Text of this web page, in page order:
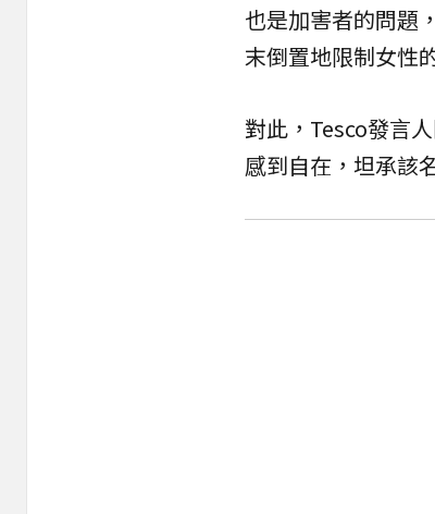
也是加害者的問題
末倒置地限制女性
對此，Tesco發言
感到自在，坦承該